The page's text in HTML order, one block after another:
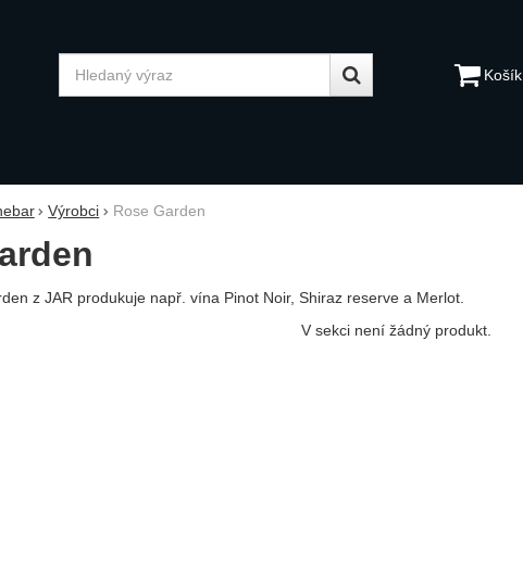
Výrobci Rose Garden
z JAR produkuje např. vína Pinot Noir, Shiraz reserve a Merlot.
V sekci není žádný produkt.
Vyhledávání Košík